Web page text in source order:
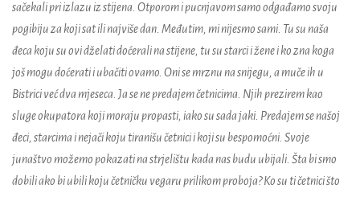
sačekali pri izlazu iz stijena. Otporom i pucnjavom samo odgađamo svoju
pogibiju za koji sat ili najviše dan. Međutim, mi nijesmo sami. Tu su naša
đeca koju su ovi dželati doćerali na stijene, tu su starci i žene i ko zna koga
još mogu doćerati i ubačiti ovamo. Oni se mrznu na snijegu, a muče ih u
Bistrici već dva mjeseca. Ja se ne predajem četnicima. Njih prezirem kao
sluge okupatora koji moraju propasti, iako su sada jaki. Predajem se našoj
đeci, starcima i nejači koju tiranišu četnici i koji su bespomoćni. Svoje
junaštvo možemo pokazati na strjelištu kada nas budu ubijali. Šta bi smo
dobili ako bi ubili koju četničku vegaru prilikom proboja? Ko su ti četnici što